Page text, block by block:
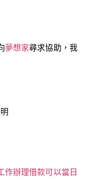
夢想家尋求協助，我
作辦理借款可以當日